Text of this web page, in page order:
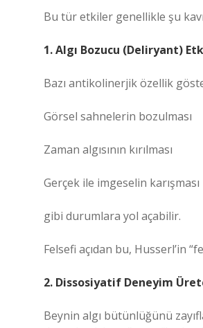
Bu tür etkiler genellikle şu
1. Algı Bozucu (Deliryant)
Bazı antikolinerjik özellik
Görsel sahnelerin bozulması
Zaman algısının kırılması
Gerçek ile imgeselin karışması
gibi durumlara yol açabilir.
Felsefi açıdan bu, Husserl’in
2. Dissosiyatif Deneyim
Beynin algı bütünlüğünü